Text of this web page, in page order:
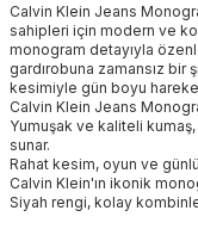
Calvin Klein Jeans
sahipleri için modern ve
monogram detayıyla
gardırobuna zamansız bir
kesimiyle gün boyu
Calvin Klein Jeans
Yumuşak ve kaliteli
sunar.
Rahat kesim, oyun ve
Calvin Klein'ın ikonik
Siyah rengi, kolay